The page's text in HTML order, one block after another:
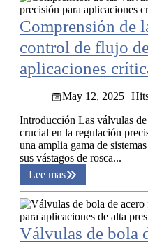
Comprensión de
control de flujo
aplicaciones
May 12, 2025
Introducción Las válvulas
crucial en la regulación
una amplia gama de
sus vástagos de rosca...
Lee mas
Válvulas de bola